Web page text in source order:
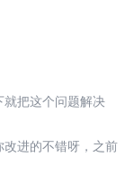
把这个问题解决
进的不错呀，之前